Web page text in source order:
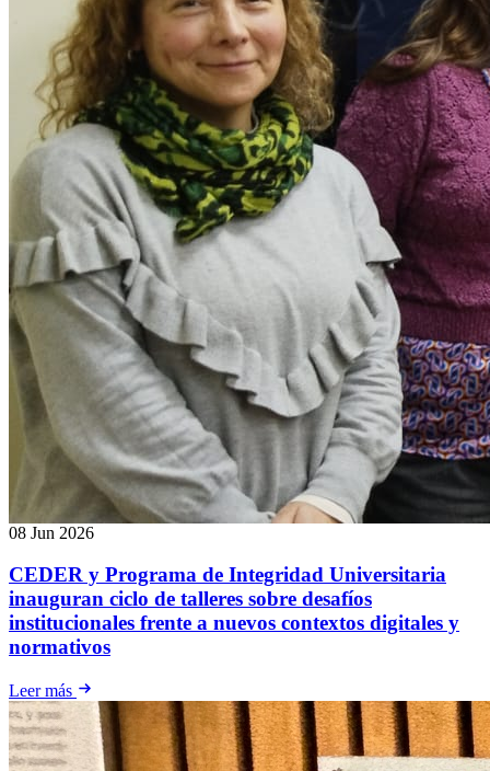
08 Jun 2026
CEDER y Programa de Integridad Universitaria
inauguran ciclo de talleres sobre desafíos
institucionales frente a nuevos contextos digitales y
normativos
Leer más